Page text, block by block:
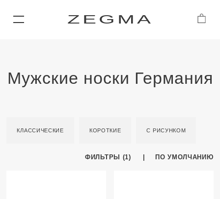
ZEGMA
Мужские носки Германия
КЛАССИЧЕСКИЕ КОРОТКИЕ С РИСУНКОМ
ФИЛЬТРЫ (1) ПО УМОЛЧАНИЮ